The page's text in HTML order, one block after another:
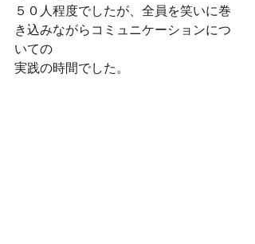
５０人程度でしたが、全員を笑いに巻
き込みながらコミュニケーションにつ
いての
実践の時間でした。